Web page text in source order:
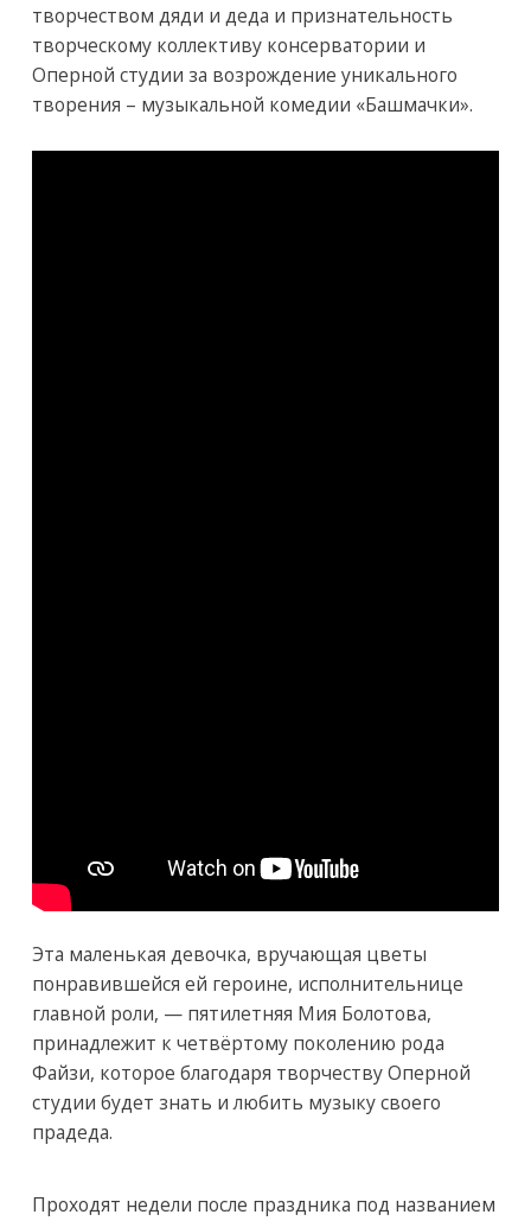
творчеством дяди и деда и признательность
творческому коллективу консерватории и
Оперной студии за возрождение уникального
творения – музыкальной комедии «Башмачки».
Эта маленькая девочка, вручающая цветы
понравившейся ей героине, исполнительнице
главной роли, — пятилетняя Мия Болотова,
принадлежит к четвёртому поколению рода
Файзи, которое благодаря творчеству Оперной
студии будет знать и любить музыку своего
прадеда.
Проходят недели после праздника под названием